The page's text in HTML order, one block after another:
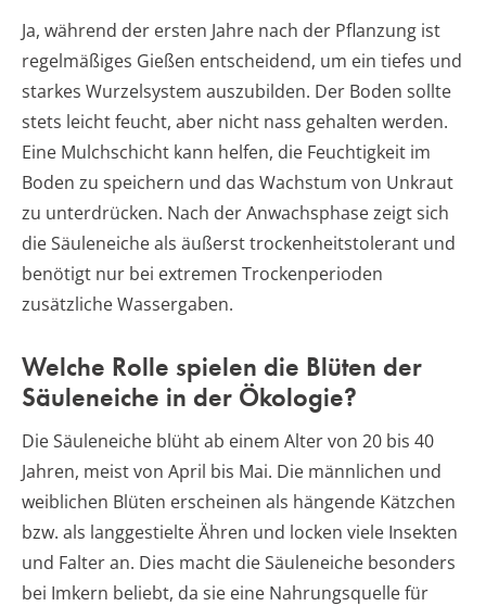
Ja, während der ersten Jahre nach der Pflanzung ist
regelmäßiges Gießen entscheidend, um ein tiefes und
starkes Wurzelsystem auszubilden. Der Boden sollte
stets leicht feucht, aber nicht nass gehalten werden.
Eine Mulchschicht kann helfen, die Feuchtigkeit im
Boden zu speichern und das Wachstum von Unkraut
zu unterdrücken. Nach der Anwachsphase zeigt sich
die Säuleneiche als äußerst trockenheitstolerant und
benötigt nur bei extremen Trockenperioden
zusätzliche Wassergaben.
Welche Rolle spielen die Blüten der
Säuleneiche in der Ökologie?
Die Säuleneiche blüht ab einem Alter von 20 bis 40
Jahren, meist von April bis Mai. Die männlichen und
weiblichen Blüten erscheinen als hängende Kätzchen
bzw. als langgestielte Ähren und locken viele Insekten
und Falter an. Dies macht die Säuleneiche besonders
bei Imkern beliebt, da sie eine Nahrungsquelle für